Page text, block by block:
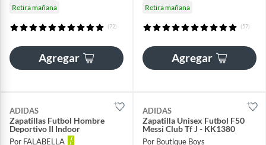
Retira mañana
(72)
Agregar
Retira mañana
(57)
Agregar
ADIDAS
Zapatillas Futbol Hombre
Deportivo II Indoor
Por FALABELLA
ADIDAS
Zapatilla Unisex Futbol F50
Messi Club Tf J - KK1380
Por Boutique Boys